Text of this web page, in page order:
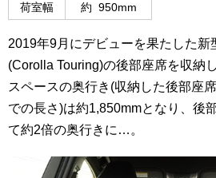
荷室幅
約 950mm
2019年9月にデビューを果たした新
(Corolla Touring)の後部座席を収納
スペースの奥行き(収納した後部座
での長さ)は約1,850mmとなり、後
て約2倍の奥行きに…。